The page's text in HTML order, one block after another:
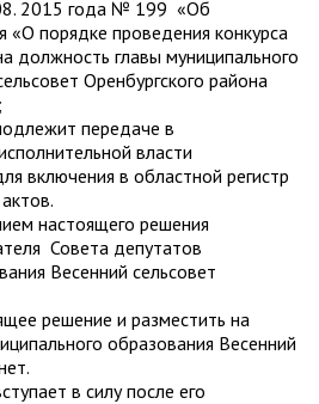
2015 года № 199 «Об
порядке проведения конкурса
должность главы муниципального
Оренбургского района
передаче в
власти
включения в областной регистр
настоящего решения
Совета депутатов
Весенний сельсовет
решение и разместить на
образования Весенний
в силу после его